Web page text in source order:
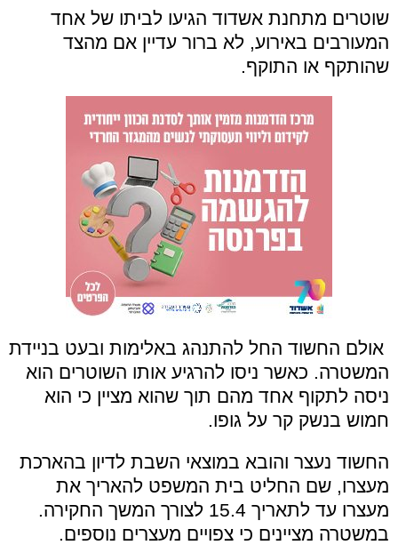
שוטרים מתחנת אשדוד הגיעו לביתו של אחד
המעורבים באירוע, לא ברור עדיין אם מהצד
שהותקף או התוקף.
אולם החשוד החל להתנהג באלימות ובעט בניידת
המשטרה. כאשר ניסו להרגיע אותו השוטרים הוא
ניסה לתקוף אחד מהם תוך שהוא מציין כי הוא
חמוש בנשק קר על גופו.
החשוד נעצר והובא במוצאי השבת לדיון בהארכת
מעצרו, שם החליט בית המשפט להאריך את
מעצרו עד לתאריך 15.4 לצורך המשך החקירה.
במשטרה מציינים כי צפויים מעצרים נוספים.